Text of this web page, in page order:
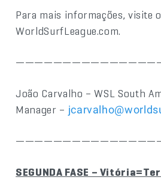
Para mais informações, visite o
WorldSurfLeague.com.
João Carvalho – WSL South
Manager –
SEGUNDA FASE –